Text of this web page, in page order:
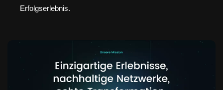
Erfolgserlebnis.